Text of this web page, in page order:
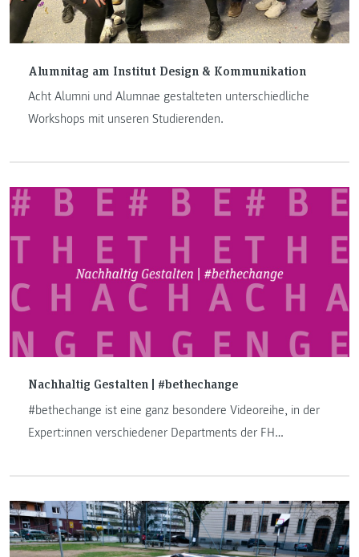
Alumnitag am Institut Design & Kommunikation
Acht Alumni und Alumnae gestalteten unterschiedliche
Workshops mit unseren Studierenden.
Nachhaltig Gestalten | #bethechange
#bethechange ist eine ganz besondere Videoreihe, in der
Expert:innen verschiedener Departments der FH